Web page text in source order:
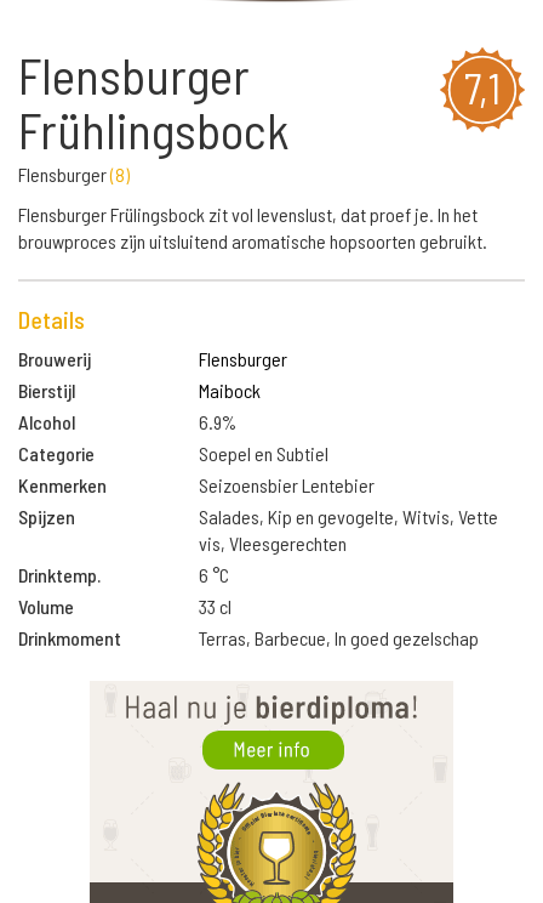
7,1
Flensburger
Frühlingsbock
Flensburger(8)
Flensburger Frülingsbock zit vol levenslust, dat proef je. In het
brouwproces zijn uitsluitend aromatische hopsoorten gebruikt.
Details
Brouwerij
Flensburger
Bierstijl
Maibock
Alcohol
6.9%
Categorie
Soepel en Subtiel
Kenmerken
Seizoensbier Lentebier
Spijzen
Salades, Kip en gevogelte, Witvis, Vette
vis, Vleesgerechten
Drinktemp.
6 °C
Volume
33 cl
Drinkmoment
Terras, Barbecue, In goed gezelschap